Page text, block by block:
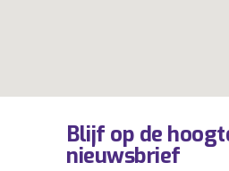
Blijf op de
nieuwsbrief